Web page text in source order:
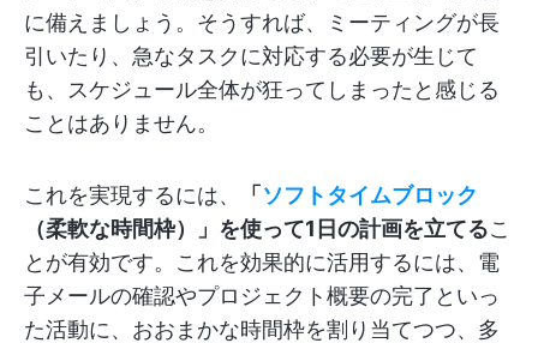
に備えましょう。そうすれば、ミーティングが長
引いたり、急なタスクに対応する必要が生じて
も、スケジュール全体が狂ってしまったと感じる
ことはありません。
これを実現するには、 「 ソフトタイムブロック
（柔軟な時間枠）」を使って1日の計画を立てるこ
とが有効です。これを効果的に活用するには、電
子メールの確認やプロジェクト概要の完了といっ
た活動に、おおまかな時間枠を割り当てつつ、多